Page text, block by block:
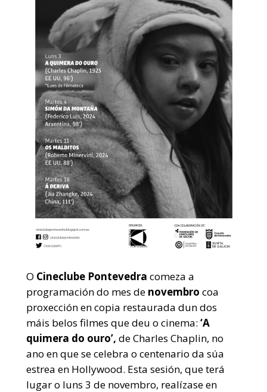
O Cineclube Pontevedra comeza a
programación do mes de novembro coa
proxección en copia restaurada dun dos
máis belos filmes que deu o cinema: ‘A
quimera do ouro’, de Charles Chaplin, no
ano en que se celebra o centenario da súa
estrea en Hollywood. Esta sesión, que terá
lugar o luns 3 de novembro, realízase en